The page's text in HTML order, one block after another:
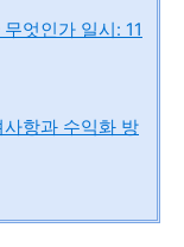
엇인가 일시: 11
항과 수익화 방